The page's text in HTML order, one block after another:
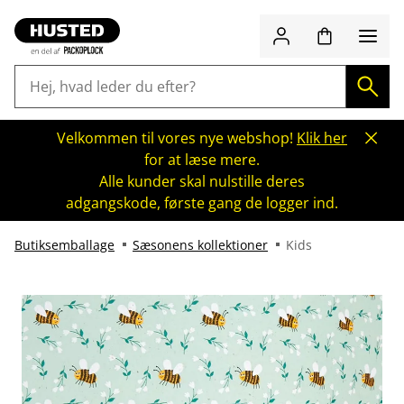
Velkommen til vores nye webshop! Klik her
for at læse mere.
Alle kunder skal nulstille deres
adgangskode, første gang de logger ind.
Butiksemballage Sæsonens kollektioner Kids